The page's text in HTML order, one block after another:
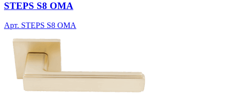
STEPS S8 OMA
Арт. STEPS S8 OMA